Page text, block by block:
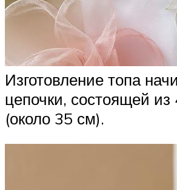
Изготовление топа
цепочки, состоящей из
(около 35 см).